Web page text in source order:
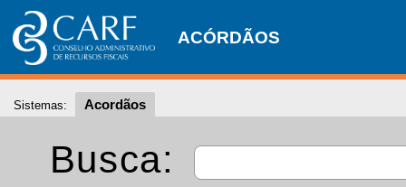
ACÓRDÃOS
Sistemas: Acordãos
Busca: